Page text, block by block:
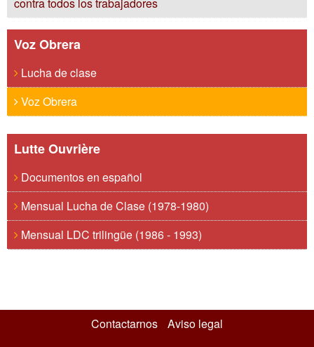
Voz Obrera
Lucha de clase
Voz Obrera
Lutte Ouvrière
Documentos en español
Mensual Lucha de Clase (1978-1980)
Mensual LDC trilingüe (1986 - 1993)
Contactarnos Aviso legal